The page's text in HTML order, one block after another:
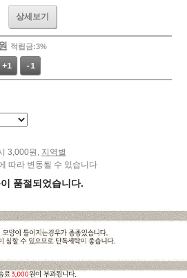
상세보기
적립금:3%
+1 -1
3,000원, 지역별
따라 변동될 수 있습니다
품절되었습니다.